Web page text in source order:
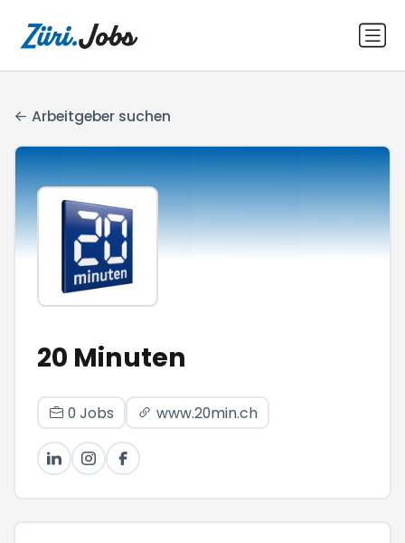
Arbeitgeber suchen
20 Minuten
0 Jobs www.20min.ch